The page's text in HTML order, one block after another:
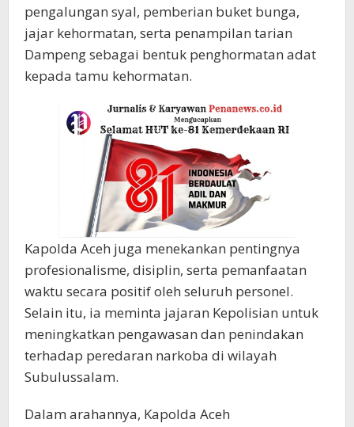
pengalungan syal, pemberian buket bunga,
jajar kehormatan, serta penampilan tarian
Dampeng sebagai bentuk penghormatan adat
kepada tamu kehormatan.
Kapolda Aceh juga menekankan pentingnya
profesionalisme, disiplin, serta pemanfaatan
waktu secara positif oleh seluruh personel.
Selain itu, ia meminta jajaran Kepolisian untuk
meningkatkan pengawasan dan penindakan
terhadap peredaran narkoba di wilayah
Subulussalam.
Dalam arahannya, Kapolda Aceh